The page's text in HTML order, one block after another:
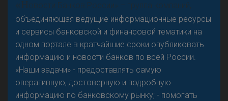
«Н
овости Банков России» – группа компаний,
объединяющая ведущие информационные ресурсы
и сервисы банковской и финансовой тематики на
одном портале в кратчайшие сроки опубликовать
информацию и новости банков по всей России.
«Наши задачи» - предоставлять самую
оперативную, достоверную и подробную
информацию по банковскому рынку; - помогать